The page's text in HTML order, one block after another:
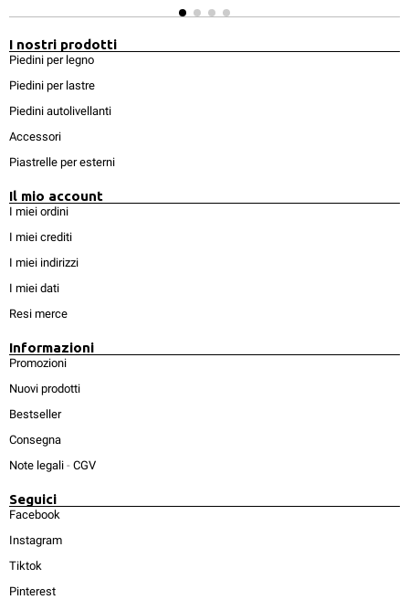
I nostri prodotti
Piedini per legno
Piedini per lastre
Piedini autolivellanti
Accessori
Piastrelle per esterni
Il mio account
I miei ordini
I miei crediti
I miei indirizzi
I miei dati
Resi merce
Informazioni
Promozioni
Nuovi prodotti
Bestseller
Consegna
Note legali - CGV
Seguici
Facebook
Instagram
Tiktok
Pinterest